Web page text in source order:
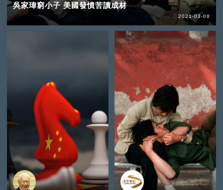
吳家瑋窮小子 美國發憤苦讀成材
2021-03-08